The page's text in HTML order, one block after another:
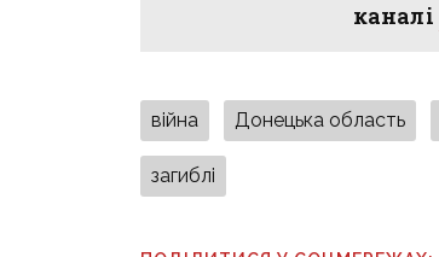
каналі
війна Донецька область
загиблі